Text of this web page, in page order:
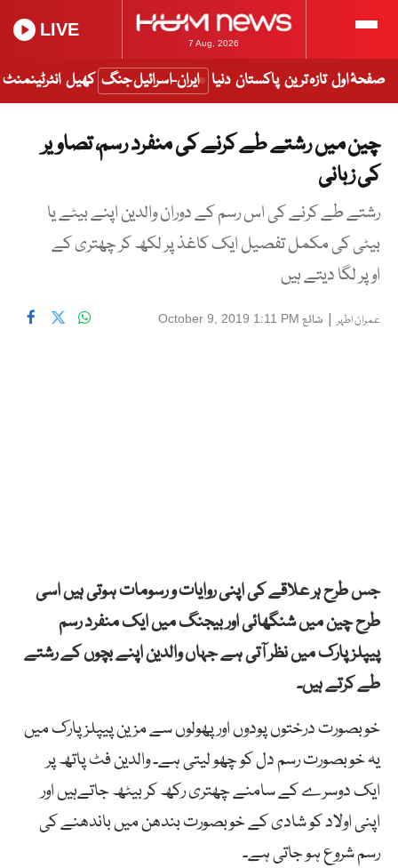
7 Aug, 2026
LIVE
صفحۂ اول تازہ ترین پاکستان دنیا ایران-اسرائیل جنگ کھیل انٹرٹینمنٹ
چین میں رشتے طے کرنے کی منفرد رسم، تصاویر
کی زبانی
رشتے طے کرنے کی اس رسم کے دوران والدین اپنے بیٹے یا
بیٹی کی مکمل تفصیل ایک کاغذ پر لکھ کر چھتری کے
اوپر لگا دیتے ہیں
عمران اطہر| شائع October 9, 2019 1:11 PM
جس طرح ہر علاقے کی اپنی روایات و رسومات ہوتی ہیں اسی
طرح چین میں شنگھائی اور بیجنگ میں ایک منفرد رسم
پیپلزپارک میں نظر آتی ہے جہاں والدین اپنے بچوں کے رشتے
طے کرتے ہیں۔
خوبصورت درختوں پودوں اور پھولوں سے مزین پیپلزپارک میں
یہ خوبصورت رسم دل کو چھو لیتی ہے۔ والدین فٹ پاتھ پر
ایک دوسرے کے سامنے چھتری رکھ کر بیٹھ جاتےہیں اور
اپنی اولاد کو شادی کے خوبصورت بندھن میں باندھنے کی
رسم شروع ہو جاتی ہے۔